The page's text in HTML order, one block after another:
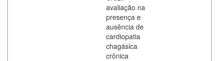
avaliação na
presença e
ausência de
cardiopatia
chagásica
crônica